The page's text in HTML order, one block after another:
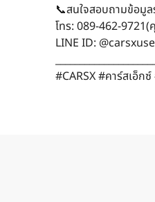
📞สนใจสอบถามข้อมู
โทร: 089-462-
LINE ID:
#CARSX #คาร์สเอ็